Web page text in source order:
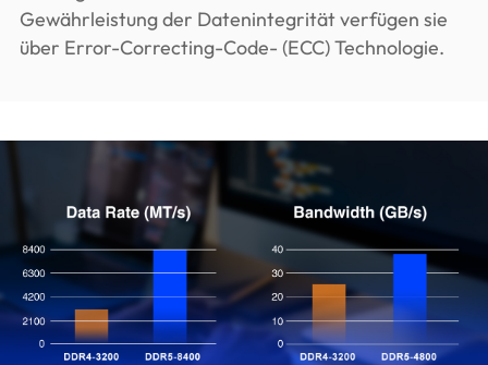
Gewährleistung der Datenintegrität verfügen sie
über Error-Correcting-Code- (ECC) Technologie.